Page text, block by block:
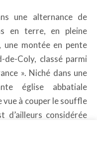
une alternance de
en terre, en pleine
une montée en pente
de-Coly, classé parmi
». Niché dans une
église abbatiale
à couper le souffle
d’ailleurs considérée